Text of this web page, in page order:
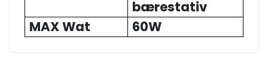
bærestativ
MAX Wat
60W